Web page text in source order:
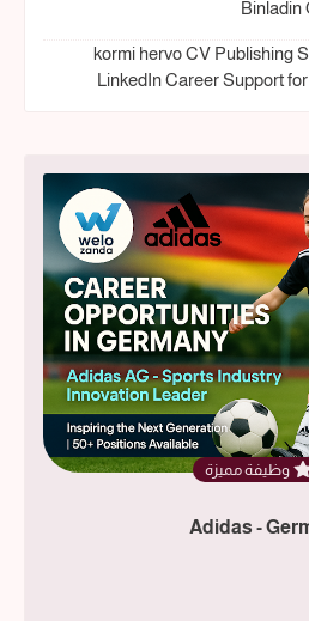
Binladin
kormi hervo CV Publishing
LinkedIn Career Support
وظيفة مميزة
Adidas -